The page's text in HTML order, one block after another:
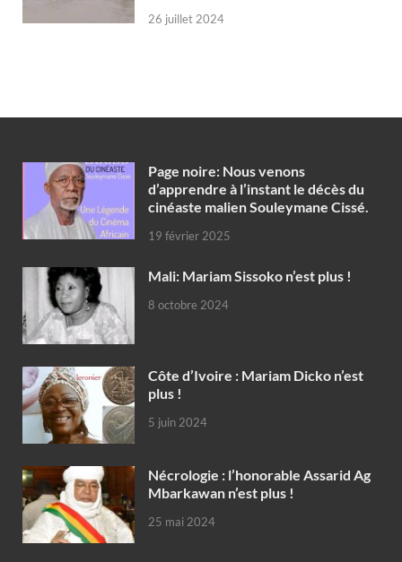
26 juillet 2024
Page noire: Nous venons
d’apprendre à l’instant le décès du
cinéaste malien Souleymane Cissé.
19 février 2025
Mali: Mariam Sissoko n’est plus !
8 octobre 2024
Côte d’Ivoire : Mariam Dicko n’est
plus !
5 juin 2024
Nécrologie : l’honorable Assarid Ag
Mbarkawan n’est plus !
25 mai 2024